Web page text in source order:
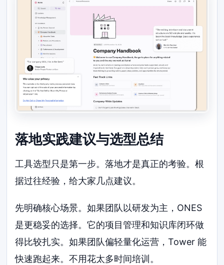
落地实践建议与选型总结
工具选型只是第一步。落地才是真正的考验。根
据过往经验，给大家几点建议。
先明确核心场景。如果团队以研发为主，ONES
是更稳妥的选择。它的项目管理和知识库闭环做
得比较扎实。如果团队偏轻量化运营，Tower 能
快速跑起来。不用花太多时间培训。